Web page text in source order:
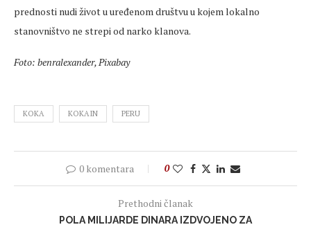
prednosti nudi život u uređenom društvu u kojem lokalno
stanovništvo ne strepi od narko klanova.
Foto: benralexander, Pixabay
KOKA KOKAIN PERU
0 komentara 0
Prethodni članak
POLA MILIJARDE DINARA IZDVOJENO ZA